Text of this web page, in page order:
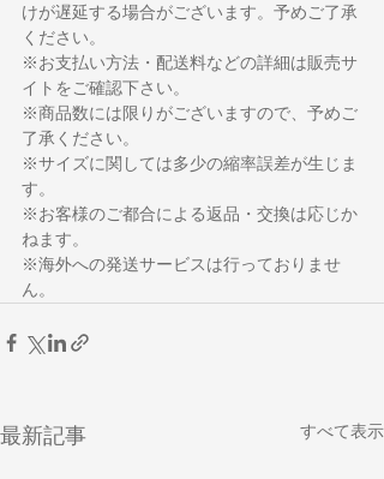
けが遅延する場合がございます。予めご了承
ください。
※お支払い方法・配送料などの詳細は販売サ
イトをご確認下さい。
※商品数には限りがございますので、予めご
了承ください。
※サイズに関しては多少の縮率誤差が生じま
す。
※お客様のご都合による返品・交換は応じか
ねます。
※海外への発送サービスは行っておりませ
ん。
最新記事 すべて表示